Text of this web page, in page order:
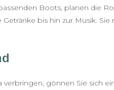
Boots, planen die
bis hin zur Musik.
gönnen Sie sich